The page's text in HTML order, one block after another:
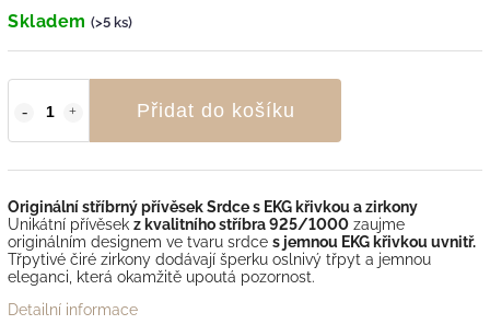
Skladem (>5 ks)
Přidat do košíku
Originální stříbrný přívěsek Srdce s EKG křivkou a zirkony
Unikátní přívěsek z kvalitního stříbra 925/1000 zaujme
originálním designem ve tvaru srdce s jemnou EKG křivkou uvnitř.
Třpytivé čiré zirkony dodávají šperku oslnivý třpyt a jemnou
eleganci, která okamžitě upoutá pozornost.
Detailní informace